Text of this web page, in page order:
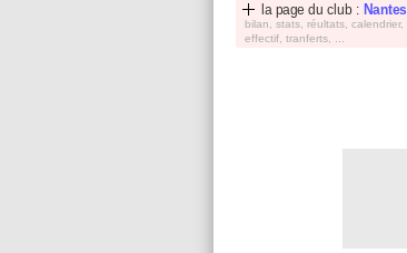
la page du club : Nantes
bilan, stats, réultats, calendrier,
effectif, tranferts, ...